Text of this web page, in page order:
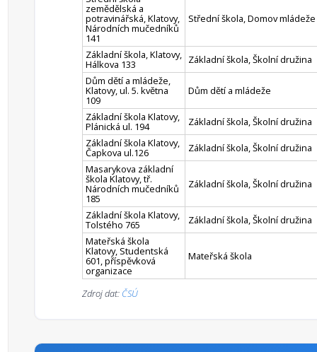
zemědělská a
potravinářská, Klatovy,
Národních mučedníků
141
Střední škola, Domov mládeže
Základní škola, Klatovy,
Hálkova 133
Základní škola, Školní družina
Dům dětí a mládeže,
Klatovy, ul. 5. května
109
Dům dětí a mládeže
Základní škola Klatovy,
Plánická ul. 194
Základní škola, Školní družina
Základní škola Klatovy,
Čapkova ul.126
Základní škola, Školní družina
Masarykova základní
škola Klatovy, tř.
Národních mučedníků
185
Základní škola, Školní družina
Základní škola Klatovy,
Tolstého 765
Základní škola, Školní družina
Mateřská škola
Klatovy, Studentská
601, příspěvková
organizace
Mateřská škola
Zdroj dat: ČSÚ